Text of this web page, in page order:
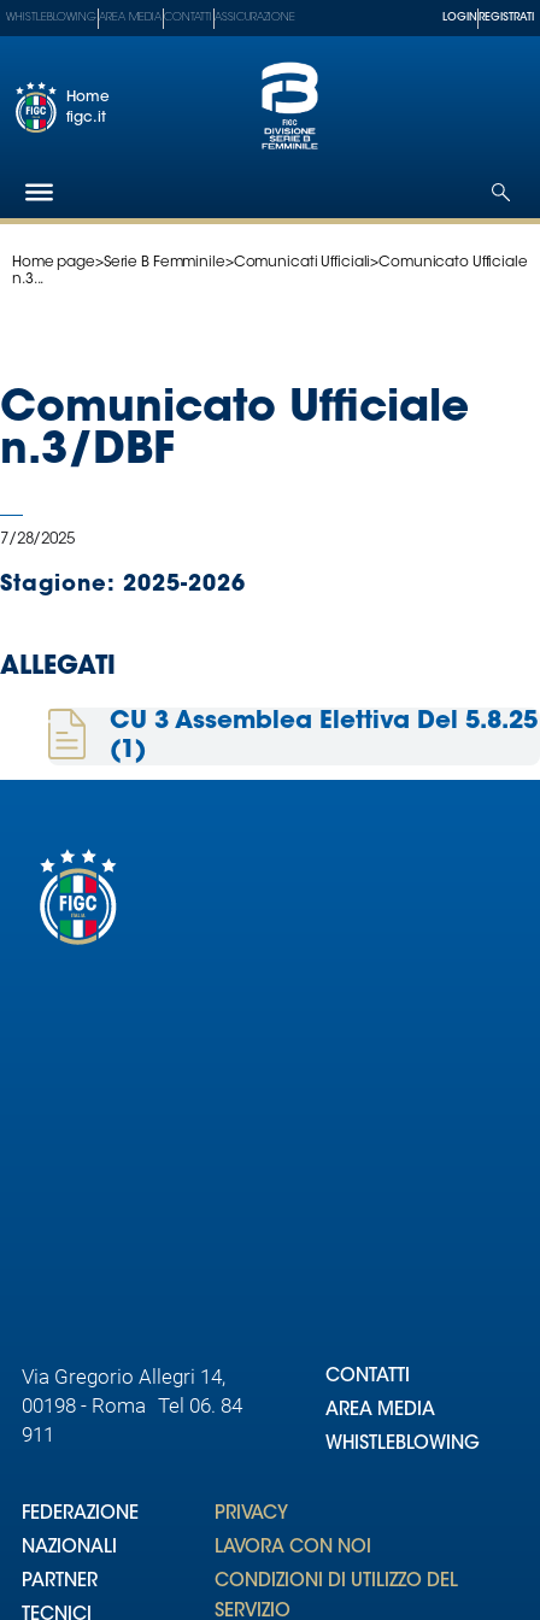
Federazione
SGS
Paralimpico
Serie
B
del
Shop
nazionali
Assicurazione
Social media
WHISTLEBLOWING AREA MEDIA CONTATTI ASSICURAZIONE LOGIN REGISTRATI
Home
figc.it
Home page>Serie B Femminile>Comunicati Ufficiali>Comunicato Ufficiale
n.3...
Comunicato Ufficiale
n.3/DBF
7/28/2025
Stagione: 2025-2026
ALLEGATI
CU 3 Assemblea Elettiva Del 5.8.25
(1)
Via Gregorio Allegri 14,
00198 - Roma Tel 06. 84
911
CONTATTI
AREA MEDIA
WHISTLEBLOWING
FEDERAZIONE
NAZIONALI
PARTNER
TECNICI
PRIVACY
LAVORA CON NOI
CONDIZIONI DI UTILIZZO DEL
SERVIZIO